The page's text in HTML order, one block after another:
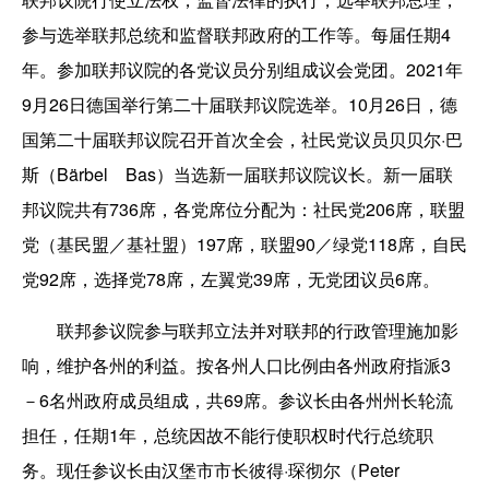
参与选举联邦总统和监督联邦政府的工作等。每届任期4
年。参加联邦议院的各党议员分别组成议会党团。2021年
9月26日德国举行第二十届联邦议院选举。10月26日，德
国第二十届联邦议院召开首次全会，社民党议员贝贝尔·巴
斯（Bärbel Bas）当选新一届联邦议院议长。新一届联
邦议院共有736席，各党席位分配为：社民党206席，联盟
党（基民盟／基社盟）197席，联盟90／绿党118席，自民
党92席，选择党78席，左翼党39席，无党团议员6席。
联邦参议院参与联邦立法并对联邦的行政管理施加影
响，维护各州的利益。按各州人口比例由各州政府指派3
－6名州政府成员组成，共69席。参议长由各州州长轮流
担任，任期1年，总统因故不能行使职权时代行总统职
务。现任参议长由汉堡市市长彼得·琛彻尔（Peter